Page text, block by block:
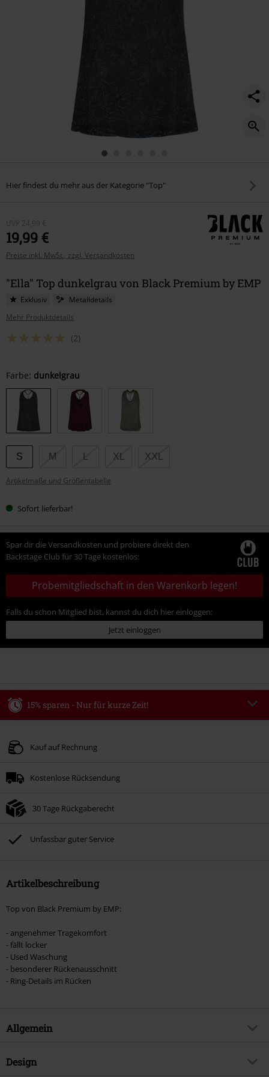
Hier findest du mehr aus der Kategorie "Top"
UVP 24,99 €
19,99 €
Preise inkl. MwSt., zzgl. Versandkosten
"Ella" Top dunkelgrau von Black Premium by EMP
Exklusiv
Metalldetails
Mehr Produktdetails
(2)
Wähle
deine
Farbe: dunkelgrau
S M XL XXL
Artikelmaße und Größentabelle
Sofort lieferbar!
Spar dir die Versandkosten und probiere direkt den
Backstage Club für 30 Tage kostenlos:
Probemitgliedschaft in den Warenkorb legen!
Falls du schon Mitglied bist, kannst du dich hier einloggen:
Jetzt einloggen
15% sparen - Nur für kurze Zeit!
Gültig bis zum 09.08.2026
Nach Codeeingabe wird dir der Rabatt automatisch am Ende der Bestellung
Nicht mit anderen Aktionscodes kombinierbar. Von der Reduzierung
Böhse Onkelz, Broilers, Die Ärzte, Die Toten Hosen, Metality, Gutscheine &
Artikel, die einen Spendenbeitrag beinhalten.
Kauf auf Rechnung
Kostenlose Rücksendung
30 Tage Rückgaberecht
Unfassbar guter Service
Artikelbeschreibung
Top von Black Premium by EMP:
- angenehmer Tragekomfort
- fällt locker
- Used Waschung
- besonderer Rückenausschnitt
- Ring-Details im Rücken
Allgemein
Artikelnummer:
Design